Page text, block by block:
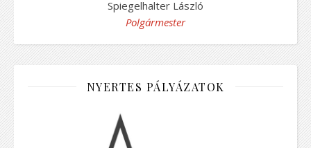
Spiegelhalter László
Polgármester
NYERTES PÁLYÁZATOK